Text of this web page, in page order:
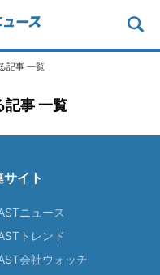
記事 一覧
記事 一覧
サイト
ニュース
トレンド
会社ウォッチ